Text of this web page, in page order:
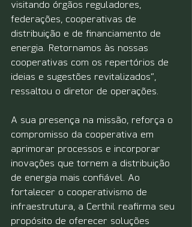
visitando órgãos reguladores,
federações, cooperativas de
distribuição e de financiamento de
energia. Retornamos às nossas
cooperativas com os repertórios de
ideias e sugestões revitalizados”,
ressaltou o diretor de operações.
A sua presença na missão, reforça o
compromisso da cooperativa em
aprimorar processos e incorporar
inovações que tornem a distribuição
de energia mais confiável. Ao
fortalecer o cooperativismo de
infraestrutura, a Certhil reafirma seu
propósito de oferecer soluções